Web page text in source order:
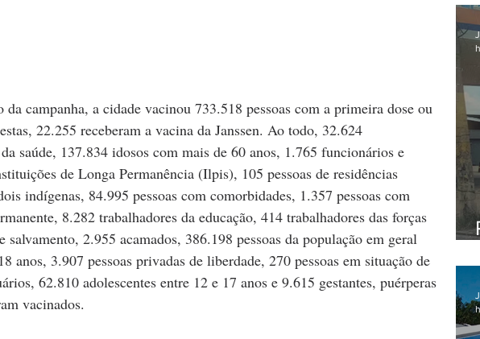
campanha, a cidade vacinou 733.518 pessoas com a primeira dose ou
22.255 receberam a vacina da Janssen. Ao todo, 32.624
saúde, 137.834 idosos com mais de 60 anos, 1.765 funcionários e
de Longa Permanência (Ilpis), 105 pessoas de residências
indígenas, 84.995 pessoas com comorbidades, 1.357 pessoas com
8.282 trabalhadores da educação, 414 trabalhadores das forças
salvamento, 2.955 acamados, 386.198 pessoas da população em geral
anos, 3.907 pessoas privadas de liberdade, 270 pessoas em situação de
62.810 adolescentes entre 12 e 17 anos e 9.615 gestantes, puérperas
vacinados.